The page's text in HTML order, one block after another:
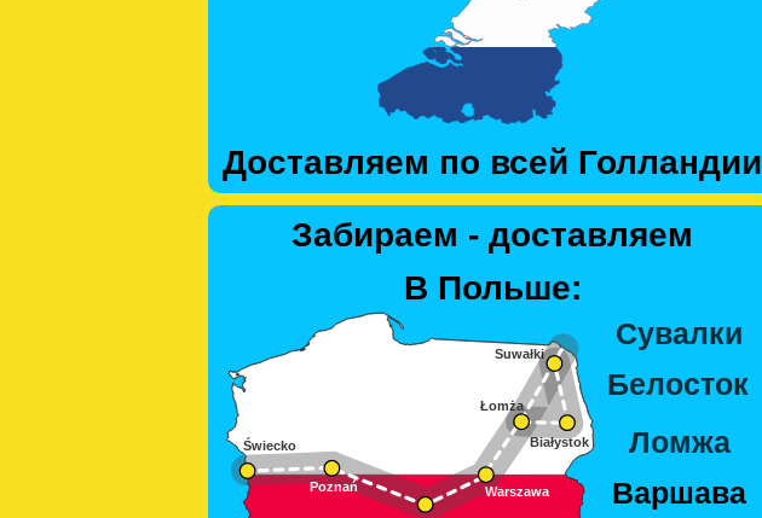
Доставляем по всей Голландии
Забираем - доставляем
В Польше: